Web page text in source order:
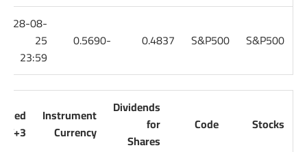
S&P500
S&P500
0.4837
-0.5690
28-08-
25
23:59
Stocks
Code
Dividends
for
Shares
Instrument
Currency